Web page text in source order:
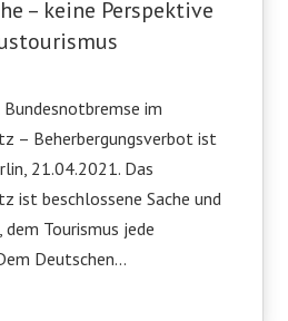
– keine Perspektive
im
– Beherbergungsverbot ist
21.04.2021. Das
ist beschlossene Sache und
Tourismus jede
Deutschen...